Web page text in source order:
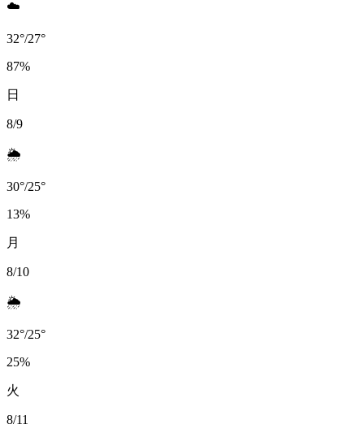
☁️
32°/27°
87%
日
8/9
🌦️
30°/25°
13%
月
8/10
🌦️
32°/25°
25%
火
8/11